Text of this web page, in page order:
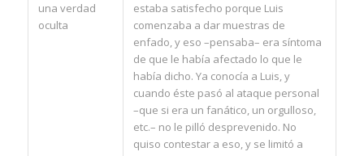
una verdad
oculta
estaba satisfecho porque Luis
comenzaba a dar muestras de
enfado, y eso –pensaba– era síntoma
de que le había afectado lo que le
había dicho. Ya conocía a Luis, y
cuando éste pasó al ataque personal
–que si era un fanático, un orgulloso,
etc.– no le pilló desprevenido. No
quiso contestar a eso, y se limitó a